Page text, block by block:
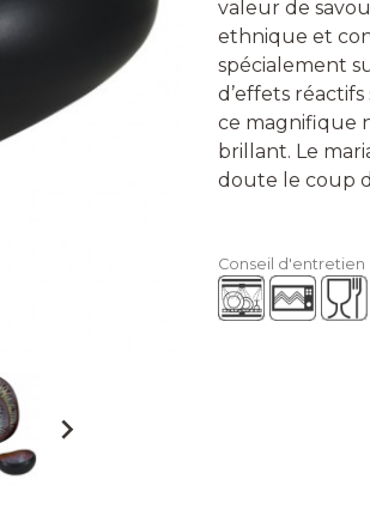

valeur de
ethnique et
spécialement
d’effets
ce magnifique
brillant. Le
doute le coup
Conseil d'entretien